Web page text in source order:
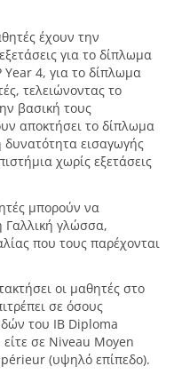
έχουν την
για το δίπλωμα
Year 4, για το δίπλωμα
τελειώνοντας το
βασική τους
αποκτήσει το δίπλωμα
δυνατότητα εισαγωγής
χωρίς εξετάσεις
μπορούν να
Γαλλική γλώσσα,
που τους παρέχονται
οι μαθητές στο
σε όσους
του IB Diploma
σε Niveau Moyen
(υψηλό επίπεδο).